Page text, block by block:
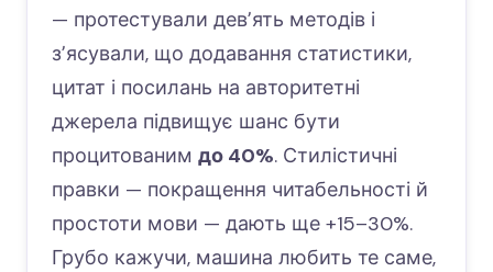
— протестували девʼять методів і
зʼясували, що додавання статистики,
цитат і посилань на авторитетні
джерела підвищує шанс бути
процитованим до 40%. Стилістичні
правки — покращення читабельності й
простоти мови — дають ще +15–30%.
Грубо кажучи, машина любить те саме,